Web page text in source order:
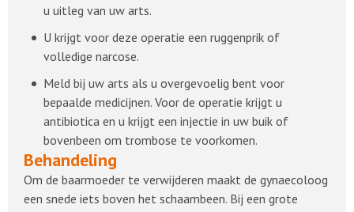
u uitleg van uw arts.
U krijgt voor deze operatie een ruggenprik of
volledige narcose.
Meld bij uw arts als u overgevoelig bent voor
bepaalde medicijnen. Voor de operatie krijgt u
antibiotica en u krijgt een injectie in uw buik of
bovenbeen om trombose te voorkomen.
Behandeling
Om de baarmoeder te verwijderen maakt de gynaecoloog
een snede iets boven het schaambeen. Bij een grote